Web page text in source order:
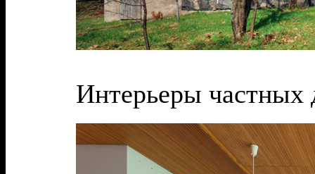
Интерьеры частных